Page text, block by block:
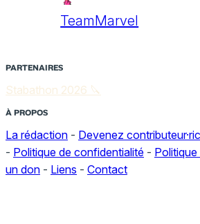
TeamMarvel
PARTENAIRES
Stabathon 2026 🔪
À PROPOS
La rédaction - Devenez
- Politique de confidentialité -
un don - Liens - Contact